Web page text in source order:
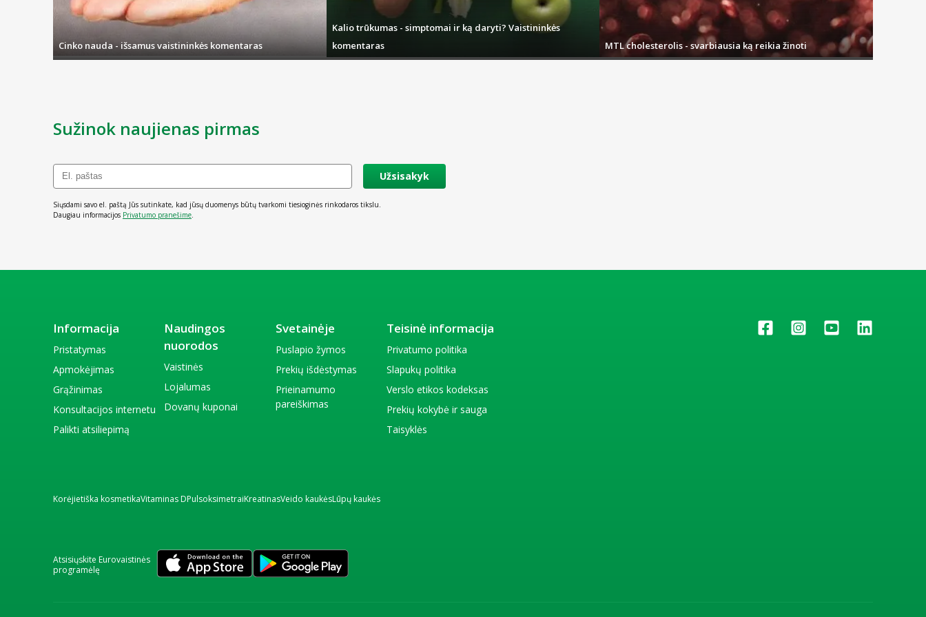
kitą darbo dieną, o pristatymas sėkmingai įvyksta per 1-3 d.d., o pasirinkus atitinkamus pristatymo būdus – įmanomas ir tą pačią dieną.
Cinko nauda - išsamus vaistininkės komentaras
Kalio trūkumas - simptomai ir ką daryti? Vaistininkės
komentaras
MTL cholesterolis - svarbiausia ką reikia žinoti
Sužinok naujienas pirmas
Užsisakyk
Siųsdami savo el. paštą Jūs sutinkate, kad jūsų duomenys būtų tvarkomi tiesioginės rinkodaros tikslu.
Daugiau informacijos Privatumo pranešime
Informacija
Pristatymas
Apmokėjimas
Grąžinimas
Konsultacijos internetu
Palikti atsiliepimą
Naudingos
nuorodos
Vaistinės
Lojalumas
Dovanų kuponai
Svetainėje
Puslapio žymos
Prekių išdėstymas
Prieinamumo
pareiškimas
Teisinė informacija
Privatumo politika
Slapukų politika
Verslo etikos kodeksas
Prekių kokybė ir sauga
Taisyklės
Korėjietiška kosmetikaVitaminas DPulsoksimetraiKreatinasVeido kaukėsLūpų kaukės
Atsisiųskite Eurovaistinės
programėlę